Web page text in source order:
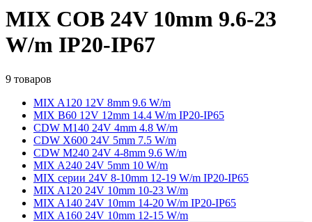
MIX COB 24V 10mm 9.6-23
W/m IP20-IP67
9 товаров
MIX A120 12V 8mm 9.6 W/m
MIX B60 12V 12mm 14.4 W/m IP20-IP65
CDW M140 24V 4mm 4.8 W/m
CDW X600 24V 5mm 7.5 W/m
CDW M240 24V 4-8mm 9.6 W/m
MIX A240 24V 5mm 10 W/m
MIX серии 24V 8-10mm 12-19 W/m IP20-IP65
MIX A120 24V 10mm 10-23 W/m
MIX A140 24V 10mm 14-20 W/m IP20-IP65
MIX A160 24V 10mm 12-15 W/m